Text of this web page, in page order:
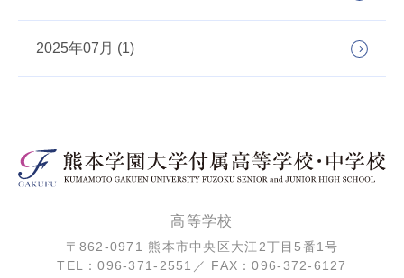
2025年07月 (1)
高等学校
〒862-0971 熊本市中央区大江2丁目5番1号
TEL：096-371-2551／ FAX：096-372-6127